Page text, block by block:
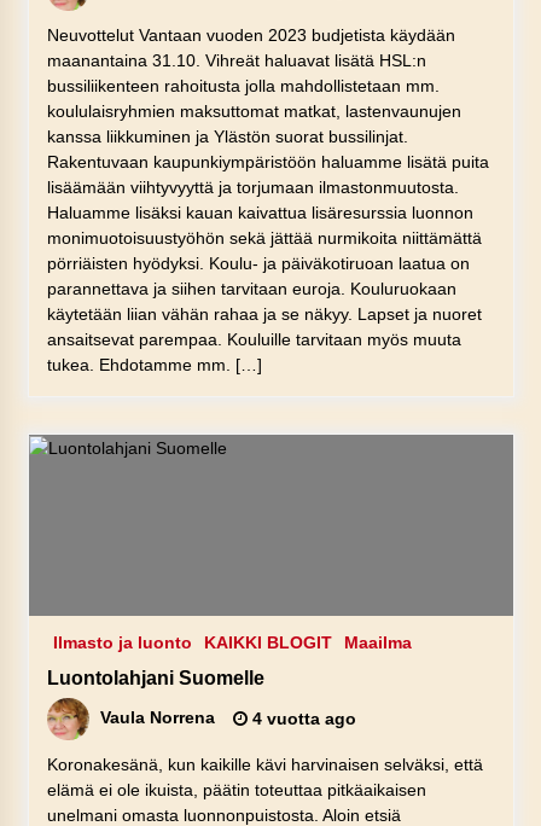
Neuvottelut Vantaan vuoden 2023 budjetista käydään
maanantaina 31.10. Vihreät haluavat lisätä HSL:n
bussiliikenteen rahoitusta jolla mahdollistetaan mm.
koululaisryhmien maksuttomat matkat, lastenvaunujen
kanssa liikkuminen ja Ylästön suorat bussilinjat.
Rakentuvaan kaupunkiympäristöön haluamme lisätä puita
lisäämään viihtyvyyttä ja torjumaan ilmastonmuutosta.
Haluamme lisäksi kauan kaivattua lisäresurssia luonnon
monimuotoisuustyöhön sekä jättää nurmikoita niittämättä
pörriäisten hyödyksi. Koulu- ja päiväkotiruoan laatua on
parannettava ja siihen tarvitaan euroja. Kouluruokaan
käytetään liian vähän rahaa ja se näkyy. Lapset ja nuoret
ansaitsevat parempaa. Kouluille tarvitaan myös muuta
tukea. Ehdotamme mm. […]
Ilmasto ja luonto KAIKKI BLOGIT Maailma
Luontolahjani Suomelle
Vaula Norrena 4 vuotta ago
Koronakesänä, kun kaikille kävi harvinaisen selväksi, että
elämä ei ole ikuista, päätin toteuttaa pitkäaikaisen
unelmani omasta luonnonpuistosta. Aloin etsiä